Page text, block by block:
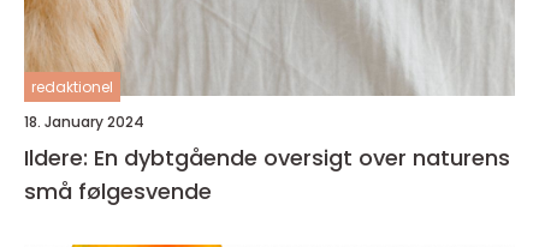
redaktionel
18. January 2024
Ildere: En dybtgående oversigt over naturens
små følgesvende